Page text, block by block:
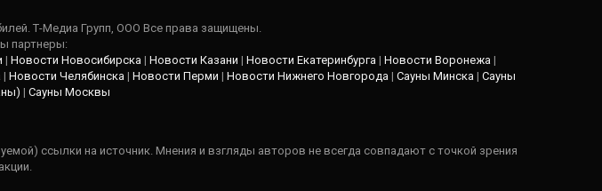
Т-Медиа Групп, ООО Все права защищены.
партнеры:
| Новости Новосибирска | Новости Казани | Новости Екатеринбурга | Новости Воронежа |
| Новости Челябинска | Новости Перми | Новости Нижнего Новгорода | Сауны Минска | Сауны
| Сауны Москвы
ссылки на источник. Мнения и взгляды авторов не всегда совпадают с точкой зрения